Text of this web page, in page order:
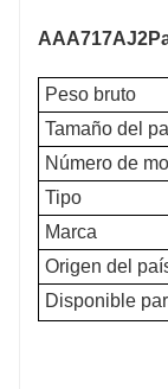
AAA717AJ2
Peso bruto
Tamaño del
Número de
Tipo
Marca
Origen del
Disponible